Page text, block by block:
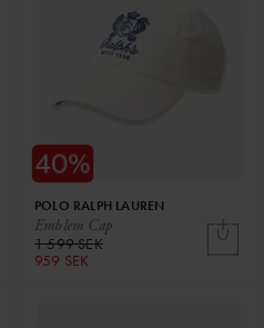
Emblem Cap
POLO RALPH LAUREN
1 599 SEK
959 SEK